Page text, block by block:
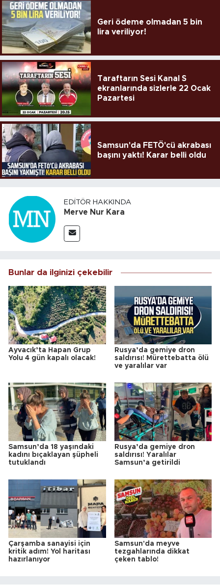
Geri ödeme olmadan 5 bin
lira veriliyor!
Taraftarın Sesi Kanal S
ekranlarında sizlerle 22 Ocak
Pazartesi
Samsun'da FETÖ'cü akrabası
başını yaktı! Karar belli oldu
EDITÖR HAKKINDA
Merve Nur Kara
Bunlar da ilginizi çekebilir
Ayvacık’ta Hapan Grup
Yolu 4 gün kapalı olacak!
Rusya’da gemiye dron
saldırısı! Mürettebatta ölü
ve yaralılar var
Samsun’da 18 yaşındaki
kadını bıçaklayan şüpheli
tutuklandı
Rusya’da gemiye dron
saldırısı! Yaralılar
Samsun’a getirildi
Çarşamba sanayisi için
kritik adım! Yol haritası
hazırlanıyor
Samsun'da meyve
tezgahlarında dikkat
çeken tablo!